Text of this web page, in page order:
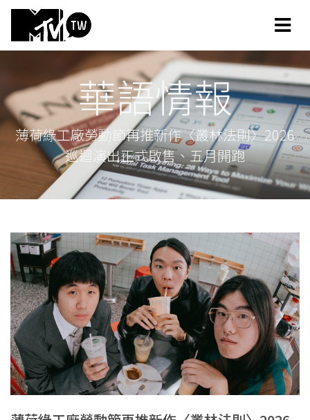
華語情報
薄荷綠工廠勞動節再推新作〈叢林法則〉2026
巡迴演出正式啟售、五月開跑